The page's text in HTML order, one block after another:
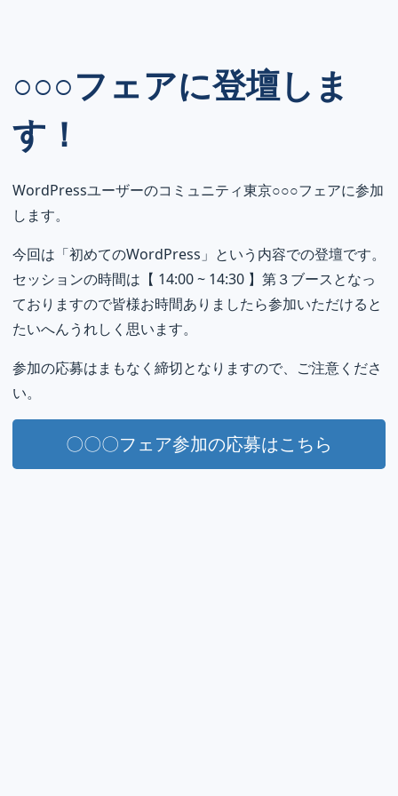
○○○フェアに登壇しま
す！
WordPressユーザーのコミュニティ東京○○○フェアに参加
します。
今回は「初めてのWordPress」という内容での登壇です。
セッションの時間は【 14:00 ~ 14:30 】第３ブースとなっ
ておりますので皆様お時間ありましたら参加いただけると
たいへんうれしく思います。
参加の応募はまもなく締切となりますので、ご注意くださ
い。
〇〇〇フェア参加の応募はこちら